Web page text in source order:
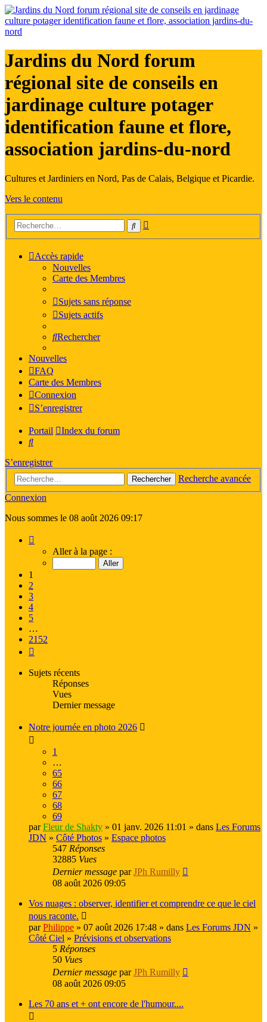
Jardins du Nord forum
régional site de conseils en
jardinage culture potager
identification faune et flore,
association jardins-du-nord
Cultures et Jardiniers en Nord, Pas de Calais, Belgique et Picardie.
Vers le contenu
Rechercher
Accès rapide
Nouvelles
Carte des Membres
Sujets sans réponse
Sujets actifs
Rechercher
Nouvelles
FAQ
Carte des Membres
Connexion
S’enregistrer
Portail
Index du forum
Rechercher
S’enregistrer
Rechercher
Recherche avancée
Connexion
Nous sommes le 08 août 2026 09:17
sur
2152
Aller à la page :
1
2
3
4
5
…
2152
Sujets récents
Réponses
Vues
Dernier message
Notre journée en photo 2026
1
…
65
66
67
68
69
parFleur de Shakty » 01 janv. 2026 11:01 » dans Les Forums
JDN » Côté Photos » Espace photos
547 Réponses
32885 Vues
Dernier message parJPh Rumilly
08 août 2026 09:05
Vos nuages : observer, identifier et comprendre ce que le ciel
nous raconte.
parPhilippe » 07 août 2026 17:48 » dans Les Forums JDN »
Côté Ciel » Prévisions et observations
5 Réponses
50 Vues
Dernier message parJPh Rumilly
08 août 2026 09:05
Les 70 ans et + ont encore de l'humour....